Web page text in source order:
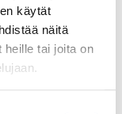
käytät
näitä
heille tai joita on